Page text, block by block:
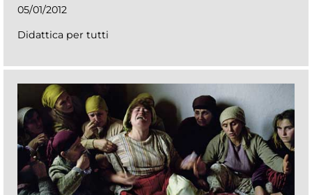
05/01/2012
Didattica per tutti